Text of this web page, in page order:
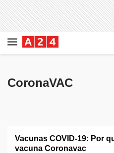
CoronaVAC
Vacunas COVID-19: Por
vacuna Coronavac